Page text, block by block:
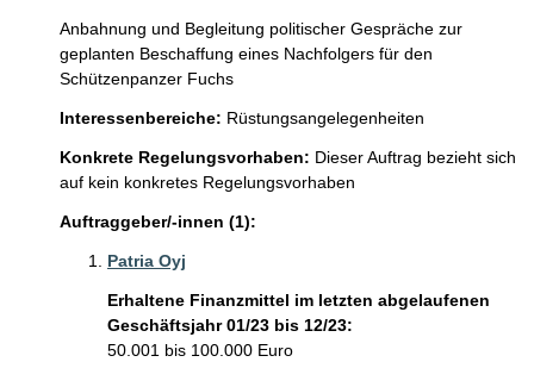
Anbahnung und Begleitung politischer Gespräche zur
geplanten Beschaffung eines Nachfolgers für den
Interessenbereiche: Rüstungsangelegenheiten
Konkrete Regelungsvorhaben: Dieser Auftrag bezieht sich
auf kein konkretes Regelungsvorhaben
Auftraggeber/-innen (1):
Patria Oyj
Erhaltene Finanzmittel im letzten abgelaufenen
Geschäftsjahr 01/23 bis 12/23:
50.001 bis 100.000 Euro